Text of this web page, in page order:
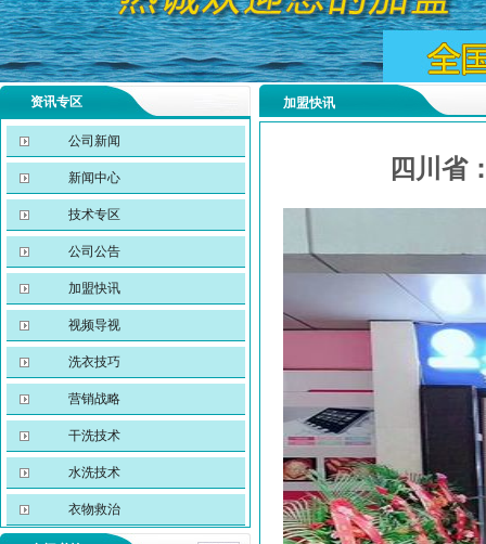
资讯专区
公司新闻
新闻中心
技术专区
公司公告
加盟快讯
视频导视
洗衣技巧
营销战略
干洗技术
水洗技术
衣物救治
加盟快讯
四川省：宜